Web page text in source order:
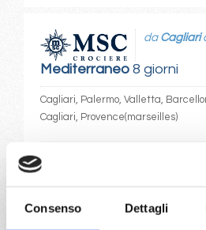
Consenso Dettagli
Mediterraneo8 giorni
da Cagliari
Cagliari, Palermo, Valletta,
Cagliari, Provence(marseilles)
19/08/2026